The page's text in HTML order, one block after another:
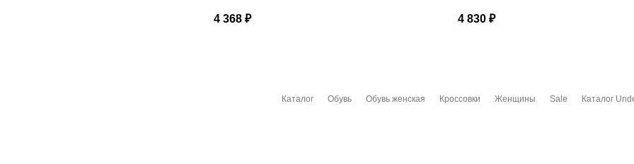
4 368₽ 4 830₽
Каталог Обувь Обувь женская Кроссовки Женщины Sale Каталог